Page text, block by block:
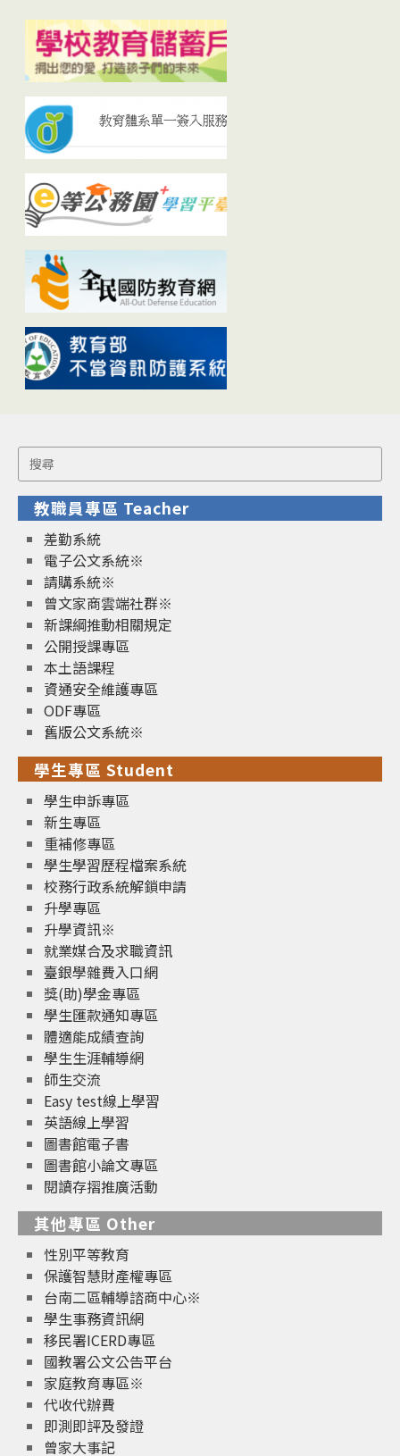
Search
for:
教職員專區 Teacher
差勤系統
電子公文系統※
請購系統※
曾文家商雲端社群※
新課綱推動相關規定
公開授課專區
本土語課程
資通安全維護專區
ODF專區
舊版公文系統※
學生專區 Student
學生申訴專區
新生專區
重補修專區
學生學習歷程檔案系統
校務行政系統解鎖申請
升學專區
升學資訊※
就業媒合及求職資訊
臺銀學雜費入口網
獎(助)學金專區
學生匯款通知專區
體適能成績查詢
學生生涯輔導網
師生交流
Easy test線上學習
英語線上學習
圖書館電子書
圖書館小論文專區
閱讀存摺推廣活動
其他專區 Other
性別平等教育
保護智慧財產權專區
台南二區輔導諮商中心※
學生事務資訊網
移民署ICERD專區
國教署公文公告平台
家庭教育專區※
代收代辦費
即測即評及發證
曾家大事記